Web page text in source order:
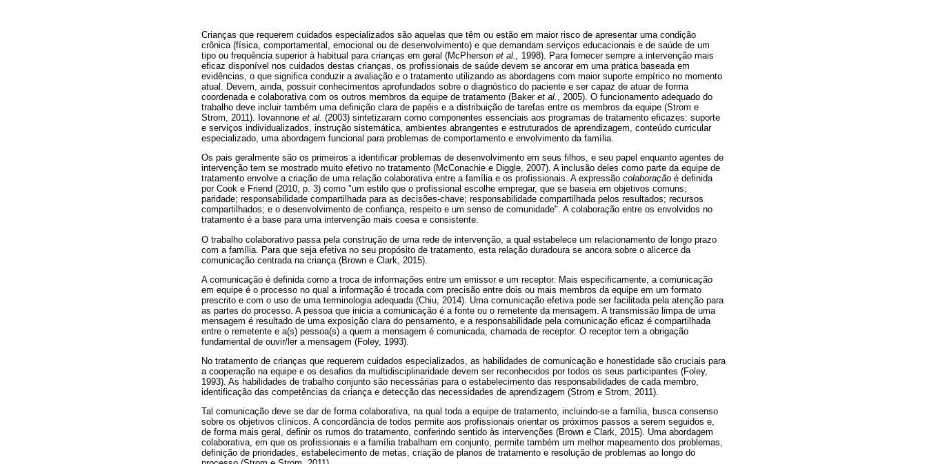
Crianças que requerem cuidados especializados são aquelas que têm ou estão em maior risco de apresentar uma condição
crônica (física, comportamental, emocional ou de desenvolvimento) e que demandam serviços educacionais e de saúde de um
tipo ou frequência superior à habitual para crianças em geral (McPherson et al., 1998). Para fornecer sempre a intervenção mais
eficaz disponível nos cuidados destas crianças, os profissionais de saúde devem se ancorar em uma prática baseada em
evidências, o que significa conduzir a avaliação e o tratamento utilizando as abordagens com maior suporte empírico no momento
atual. Devem, ainda, possuir conhecimentos aprofundados sobre o diagnóstico do paciente e ser capaz de atuar de forma
coordenada e colaborativa com os outros membros da equipe de tratamento (Baker et al. , 2005). O funcionamento adequado do
trabalho deve incluir também uma definição clara de papéis e a distribuição de tarefas entre os membros da equipe (Strom e
Strom, 2011). Iovannone et al. (2003) sintetizaram como componentes essenciais aos programas de tratamento eficazes: suporte
e serviços individualizados, instrução sistemática, ambientes abrangentes e estruturados de aprendizagem, conteúdo curricular
especializado, uma abordagem funcional para problemas de comportamento e envolvimento da família.
Os pais geralmente são os primeiros a identificar problemas de desenvolvimento em seus filhos, e seu papel enquanto agentes de
intervenção tem se mostrado muito efetivo no tratamento (McConachie e Diggle, 2007). A inclusão deles como parte da equipe de
tratamento envolve a criação de uma relação colaborativa entre a família e os profissionais. A expressão colaboração é definida
por Cook e Friend (2010, p. 3) como "um estilo que o profissional escolhe empregar, que se baseia em objetivos comuns;
paridade; responsabilidade compartilhada para as decisões-chave; responsabilidade compartilhada pelos resultados; recursos
compartilhados; e o desenvolvimento de confiança, respeito e um senso de comunidade". A colaboração entre os envolvidos no
tratamento é a base para uma intervenção mais coesa e consistente.
O trabalho colaborativo passa pela construção de uma rede de intervenção, a qual estabelece um relacionamento de longo prazo
com a família. Para que seja efetiva no seu propósito de tratamento, esta relação duradoura se ancora sobre o alicerce da
comunicação centrada na criança (Brown e Clark, 2015).
A comunicação é definida como a troca de informações entre um emissor e um receptor. Mais especificamente, a comunicação
em equipe é o processo no qual a informação é trocada com precisão entre dois ou mais membros da equipe em um formato
prescrito e com o uso de uma terminologia adequada (Chiu, 2014). Uma comunicação efetiva pode ser facilitada pela atenção para
as partes do processo. A pessoa que inicia a comunicação é a fonte ou o remetente da mensagem. A transmissão limpa de uma
mensagem é resultado de uma exposição clara do pensamento, e a responsabilidade pela comunicação eficaz é compartilhada
entre o remetente e a(s) pessoa(s) a quem a mensagem é comunicada, chamada de receptor. O receptor tem a obrigação
fundamental de ouvir/ler a mensagem (Foley, 1993).
No tratamento de crianças que requerem cuidados especializados, as habilidades de comunicação e honestidade são cruciais para
a cooperação na equipe e os desafios da multidisciplinaridade devem ser reconhecidos por todos os seus participantes (Foley,
1993). As habilidades de trabalho conjunto são necessárias para o estabelecimento das responsabilidades de cada membro,
identificação das competências da criança e detecção das necessidades de aprendizagem (Strom e Strom, 2011).
Tal comunicação deve se dar de forma colaborativa, na qual toda a equipe de tratamento, incluindo-se a família, busca consenso
sobre os objetivos clínicos. A concordância de todos permite aos profissionais orientar os próximos passos a serem seguidos e,
de forma mais geral, definir os rumos do tratamento, conferindo sentido às intervenções (Brown e Clark, 2015). Uma abordagem
colaborativa, em que os profissionais e a família trabalham em conjunto, permite também um melhor mapeamento dos problemas,
definição de prioridades, estabelecimento de metas, criação de planos de tratamento e resolução de problemas ao longo do